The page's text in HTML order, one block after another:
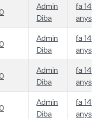
Admin
Diba
fa 14
anys
Admin
Diba
fa 14
anys
Admin
Diba
fa 14
anys
Admin
Diba
fa 14
anys